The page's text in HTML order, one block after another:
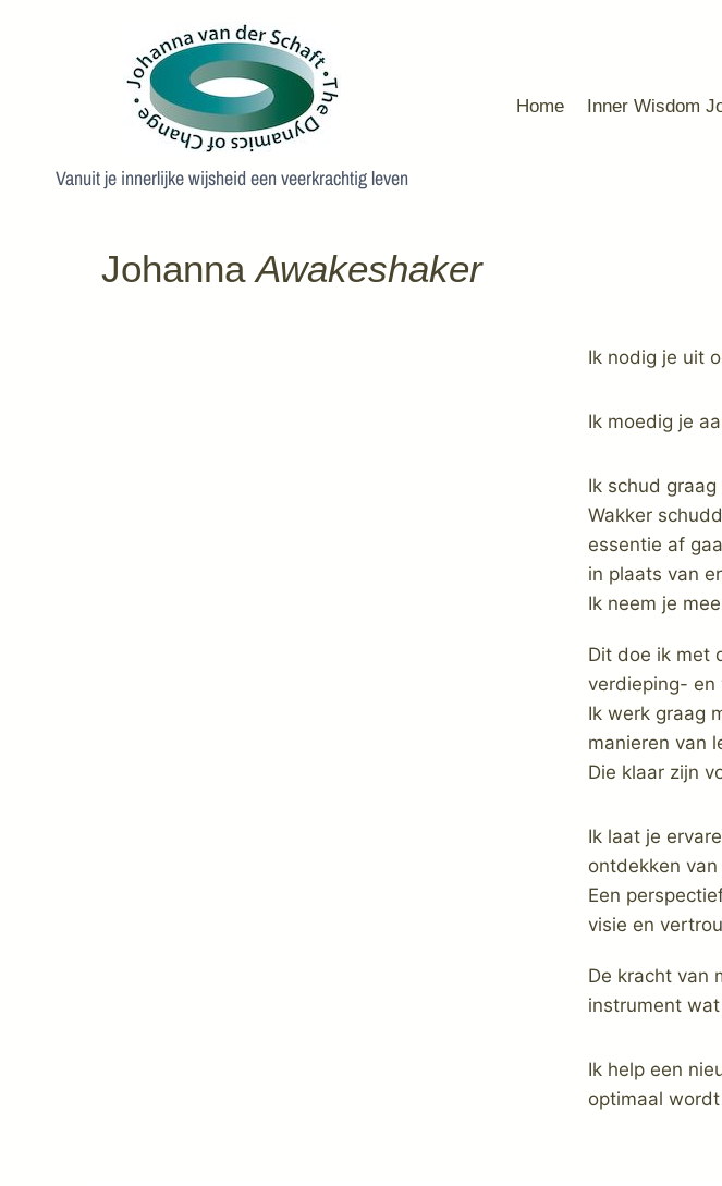
Vanuit je innerlijke wijsheid een veerkrachtig leven
Home Inner Wisdom
JohannaAwakeshaker
Ik nodig je uit
Ik moedig je
Ik schud
Wakker
essentie af
in plaats van
Ik neem je
Dit doe ik met
verdieping- en
Ik werk graag
manieren van
Die klaar zijn
Ik laat je
ontdekken
Een
visie en
De kracht van
instrument
Ik help een
optimaal